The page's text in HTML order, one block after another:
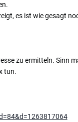
es ist wie gesagt
zu ermitteln. Sinn
tun.